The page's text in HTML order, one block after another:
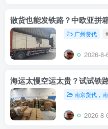
散货也能发铁路？中欧亚拼
广州货代
2026-8-
南京货代，
2026-8-